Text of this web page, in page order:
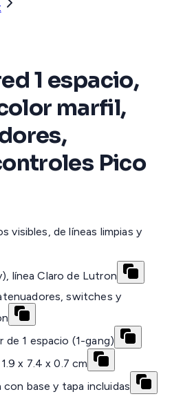
1 espacio,
marfil,
Pico
visibles, de líneas limpias y
línea Claro de Lutron
switches y
de 1 espacio (1-gang)
x 7.4 x 0.7 cm
con base y tapa incluidas